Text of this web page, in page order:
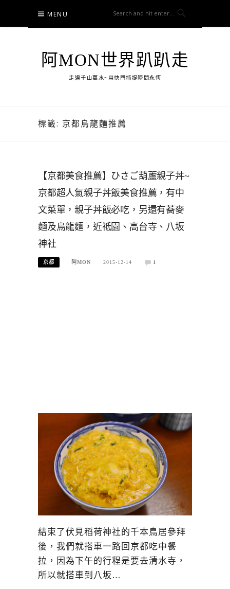
content
MENU
阿MON世界趴趴走
走遍千山萬水~用快門捕捉瞬間永恆
標籤: 京都烏龍麵推薦
【京都美食推薦】ひさご葫蘆親子丼~
京都超人氣親子丼飯美食推薦，有中
文菜單，親子丼飯必吃，另還有蕎麥
麵及烏龍麵，近祗園、高台寺、八坂
神社
京都 阿MON 2015-12-14 1
結束了伏見稻荷神社的千本鳥居參拜
後，我們就搭車一路回京都吃中餐
拉，因為下午的行程是要去清水寺，
所以就搭車到八坂…